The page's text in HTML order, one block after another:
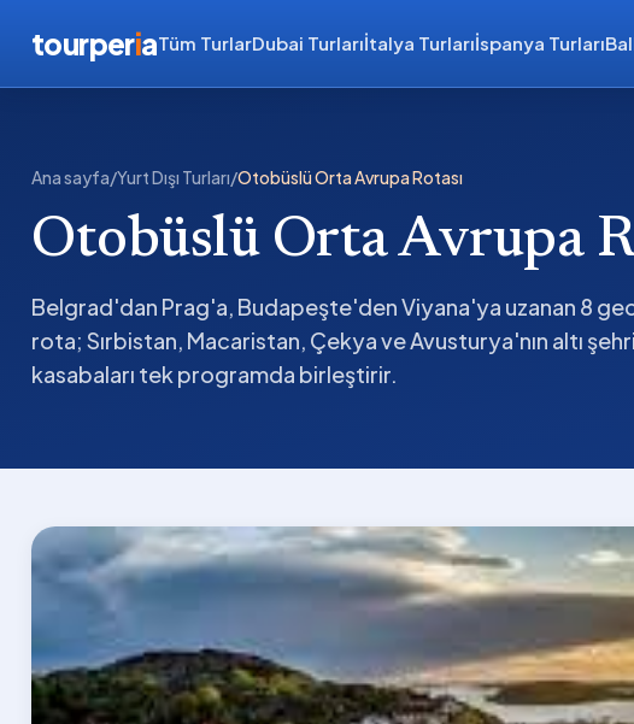
tourperiaTüm TurlarDubai Turlarıİtalya Turlarıİspanya Turları
Ana sayfa/Yurt Dışı Turları/Otobüslü Orta Avrupa Rotası
Otobüslü Orta Avrupa
Belgrad'dan Prag'a, Budapeşte'den Viyana'ya uzanan 8
rota; Sırbistan, Macaristan, Çekya ve Avusturya'nın altı
kasabaları tek programda birleştirir.